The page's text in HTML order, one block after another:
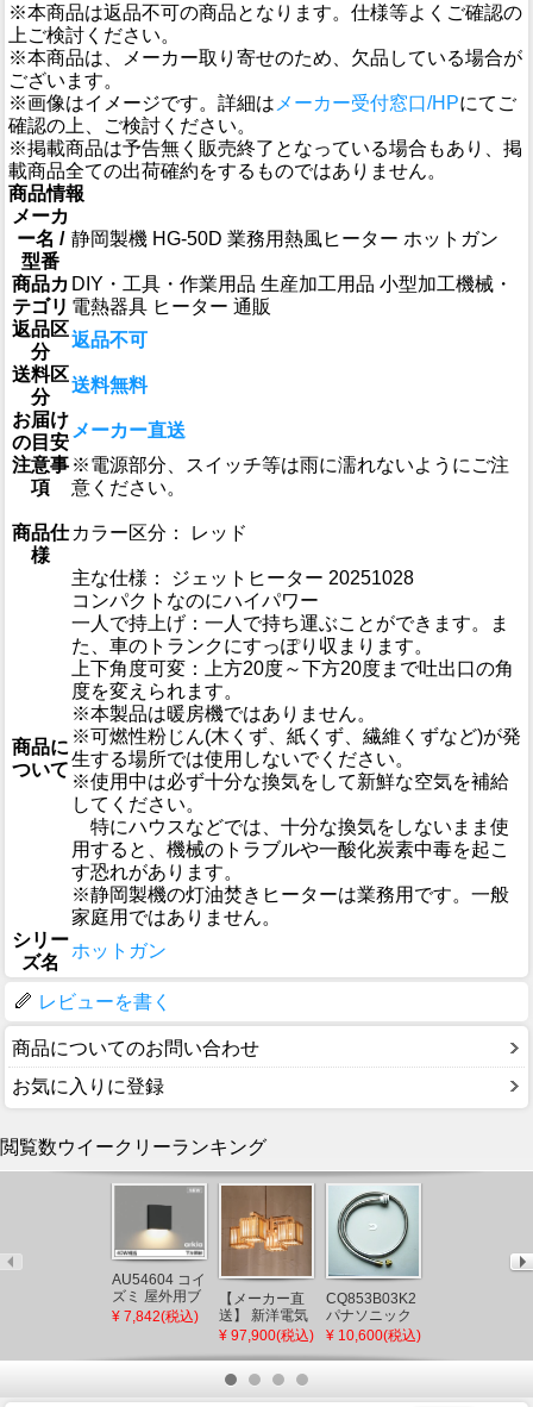
※本商品は返品不可の商品となります。仕様等よくご確認の
上ご検討ください。
※本商品は、メーカー取り寄せのため、欠品している場合が
ございます。
※画像はイメージです。詳細は メーカー受付窓口/HPにてご
確認の上、ご検討ください。
※掲載商品は予告無く販売終了となっている場合もあり、掲
載商品全ての出荷確約をするものではありません。
商品情報
メーカ
ー名 /
型番
静岡製機 HG-50D 業務用熱風ヒーター ホットガン
商品カ
テゴリ
DIY・工具・作業用品 生産加工用品 小型加工機械・
電熱器具 ヒーター 通販
返品区
分
返品不可
送料区
分
送料無料
お届け
の目安
メーカー直送
注意事
項
※電源部分、スイッチ等は雨に濡れないようにご注
意ください。
商品仕
様
カラー区分： レッド
主な仕様： ジェットヒーター 20251028
商品に
ついて
コンパクトなのにハイパワー
一人で持上げ：一人で持ち運ぶことができます。ま
た、車のトランクにすっぽり収まります。
上下角度可変：上方20度～下方20度まで吐出口の角
度を変えられます。
※本製品は暖房機ではありません。
※可燃性粉じん(木くず、紙くず、繊維くずなど)が発
生する場所では使用しないでください。
※使用中は必ず十分な換気をして新鮮な空気を補給
してください。
特にハウスなどでは、十分な換気をしないまま使
用すると、機械のトラブルや一酸化炭素中毒を起こ
す恐れがあります。
※静岡製機の灯油焚きヒーターは業務用です。一般
家庭用ではありません。
シリー
ズ名
ホットガン
レビューを書く
商品についてのお問い合わせ
お気に入りに登録
閲覧数ウイークリーランキング
AU54604 コイ
ズミ 屋外用ブ
ラケットライ
色） 下方照射
¥ 7,842(税込)
【メーカー直
送】 新洋電気
冊 和風ペンダ
熱灯 AP882 和
室 照明 強化和
紙 おしゃれ 日
¥ 97,900(税込)
CQ853B03K2
パナソニック
シャワーホー
ス L=1200
後継品)
¥ 10,600(税込)
似品)